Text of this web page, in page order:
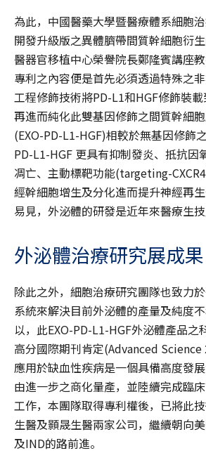
為此，中國醫藥大學暨醫療體系細胞
開發升級版之異體臍帶間質幹細胞衍
醫器官移植中心榮譽院長鄭隆賓講座
專利之內容便是首先必須透過特殊之
工程修飾技術將PD-L1和HGF修飾裝載
再進而純化此雙基因修飾之間質幹細
(EXO-PD-L1-HGF)相較於無基因修飾
PD-L1-HGF 更具有抑制發炎、抵抗因
凋亡、主動標靶功能(targeting-
經幹細胞增生及分化進而提升神經再
易見，外泌體的研發是近年來醫療生技
外泌體治療研究展成果
除此之外，細胞治療研究團隊也致力
系統來解決目前外泌體的產量及純度
以，此EXO-PD-L1-HGF外泌體產品之
高分國際期刊肯定(Advanced
應用於缺血性疾病是一個具備高度發
由進一步之商化量產，並陸續完成臨
工作，本團隊取得專利權後，已將此
生醫及顥晟生醫兩家公司，繼續朝向
及IND的路前進。